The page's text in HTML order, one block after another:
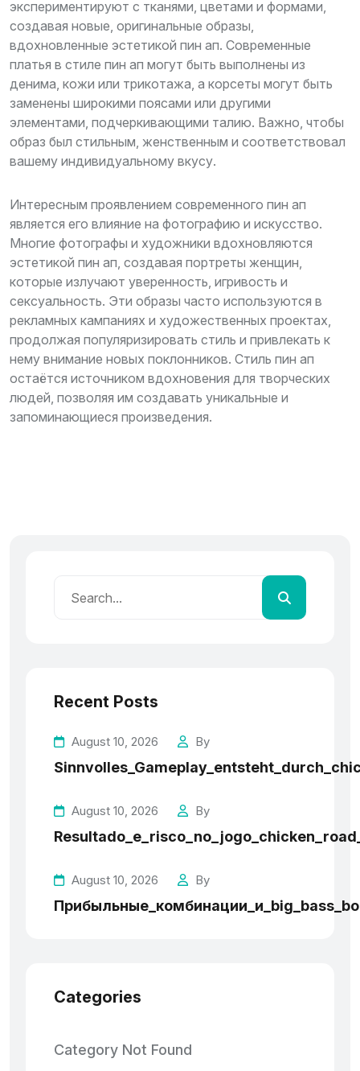
экспериментируют с тканями, цветами и формами,
создавая новые, оригинальные образы,
вдохновленные эстетикой пин ап. Современные
платья в стиле пин ап могут быть выполнены из
денима, кожи или трикотажа, а корсеты могут быть
заменены широкими поясами или другими
элементами, подчеркивающими талию. Важно, чтобы
образ был стильным, женственным и соответствовал
вашему индивидуальному вкусу.
Интересным проявлением современного пин ап
является его влияние на фотографию и искусство.
Многие фотографы и художники вдохновляются
эстетикой пин ап, создавая портреты женщин,
которые излучают уверенность, игривость и
сексуальность. Эти образы часто используются в
рекламных кампаниях и художественных проектах,
продолжая популяризировать стиль и привлекать к
нему внимание новых поклонников. Стиль пин ап
остаётся источником вдохновения для творческих
людей, позволяя им создавать уникальные и
запоминающиеся произведения.
Recent Posts
August 10, 2026 By
August 10, 2026 By
August 10, 2026 By
Categories
Category Not Found